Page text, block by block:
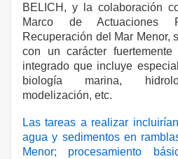
BELICH, y la colaboración
Marco de Actuaciones
Recuperación del Mar Menor,
con un carácter
integrado que incluye
biología marina,
modelización, etc.
Las tareas a realizar
agua y sedimentos en
Menor; procesamiento